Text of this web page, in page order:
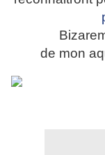
de mon